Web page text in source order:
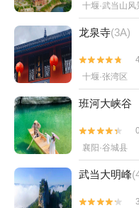
十堰·武当山风
龙泉寺(3A)


十堰·张湾区
班河大峡谷


襄阳·谷城县
武当大明峰

